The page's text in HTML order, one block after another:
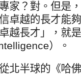
家？對。但是
卓越的長才能
越長才」，就
）。
北半球的《哈